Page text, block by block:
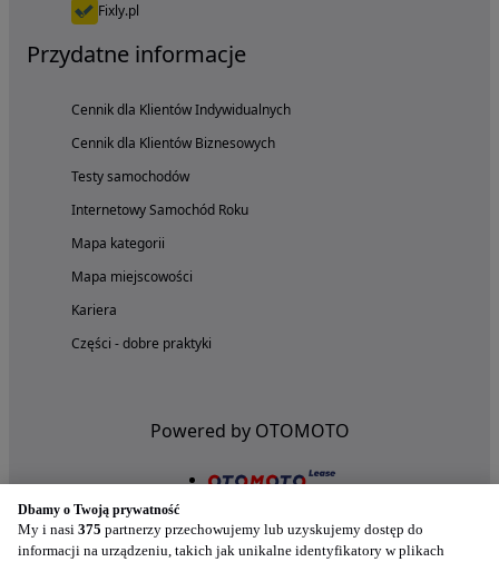
Fixly.pl
Przydatne informacje
Cennik dla Klientów Indywidualnych
Cennik dla Klientów Biznesowych
Testy samochodów
Internetowy Samochód Roku
Mapa kategorii
Mapa miejscowości
Kariera
Części - dobre praktyki
Powered by OTOMOTO
Dbamy o Twoją prywatność
My i nasi 375 partnerzy przechowujemy lub uzyskujemy dostęp do
informacji na urządzeniu, takich jak unikalne identyfikatory w plikach